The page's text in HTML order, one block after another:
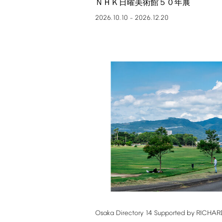
ＮＨＫ日曜美術館５０年展
2026.10.10 – 2026.12.20
Osaka Directory 14 Supported by